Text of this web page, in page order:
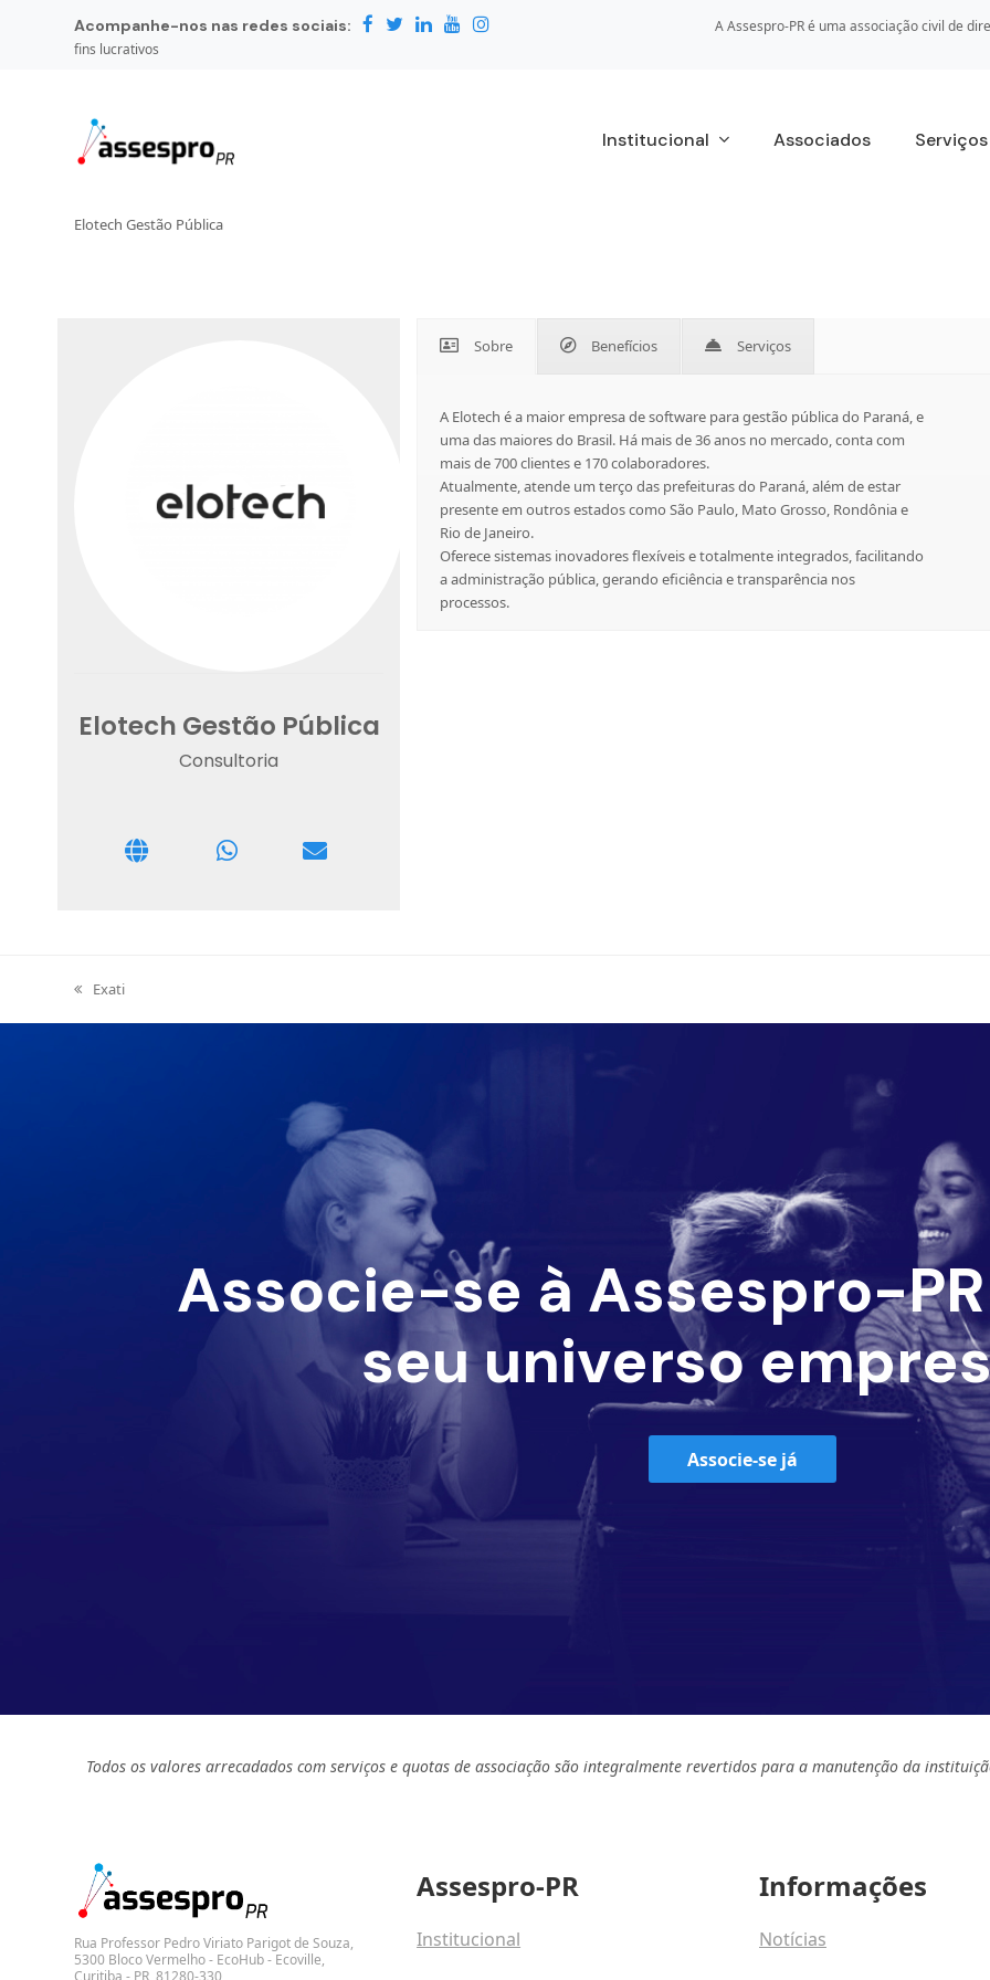
Acompanhe-nos nas redes sociais:
A Assespro-PR é uma associação civil de
fins lucrativos
Institucional Associados Serviços
Elotech Gestão Pública
Elotech Gestão Pública
Consultoria
Sobre Benefícios Serviços
A Elotech é a maior empresa de software para gestão pública do Paraná, e
uma das maiores do Brasil. Há mais de 36 anos no mercado, conta com
mais de 700 clientes e 170 colaboradores.
Atualmente, atende um terço das prefeituras do Paraná, além de estar
presente em outros estados como São Paulo, Mato Grosso, Rondônia e
Rio de Janeiro.
Oferece sistemas inovadores flexíveis e totalmente integrados, facilitando
a administração pública, gerando eficiência e transparência nos
processos.
previous
Exati
Associe-se à Assespro-
seu universo
Associe-se já
Todos os valores arrecadados com serviços e quotas de associação são integralmente revertidos para a manutenção da
Rua Professor Pedro Viriato Parigot de Souza,
5300 Bloco Vermelho - EcoHub - Ecoville,
Assespro-PR
Institucional
Informações
Notícias